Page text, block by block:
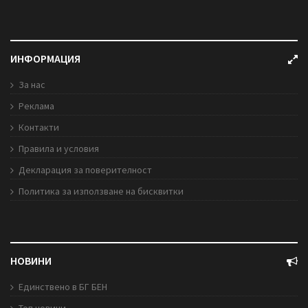
ИНФОРМАЦИЯ
За нас
Реклама
Контакти
Правила и условия
Декларация за поверителност
Политика за използване на бисквитки
НОВИНИ
Единствено в БГ БЕН